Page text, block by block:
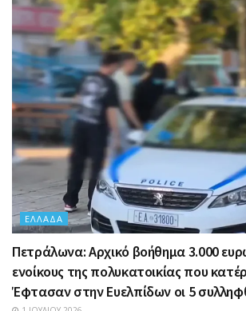
ΕΛΛΆΔΑ
Πετράλωνα: Αρχικό βοήθημα 3.000
ενοίκους της πολυκατοικίας που
Έφτασαν στην Ευελπίδων οι 5